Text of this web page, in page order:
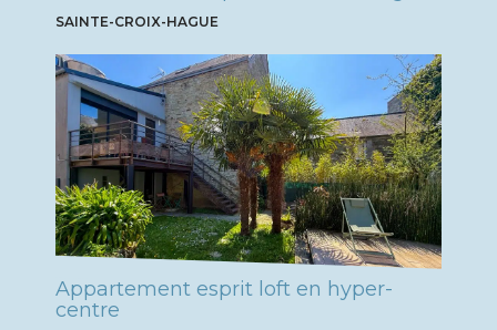
SAINTE-CROIX-HAGUE
Appartement esprit loft en hyper-
centre